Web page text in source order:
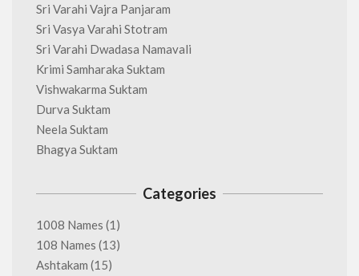
Sri Varahi Vajra Panjaram
Sri Vasya Varahi Stotram
Sri Varahi Dwadasa Namavali
Krimi Samharaka Suktam
Vishwakarma Suktam
Durva Suktam
Neela Suktam
Bhagya Suktam
Categories
1008 Names (1)
108 Names (13)
Ashtakam (15)